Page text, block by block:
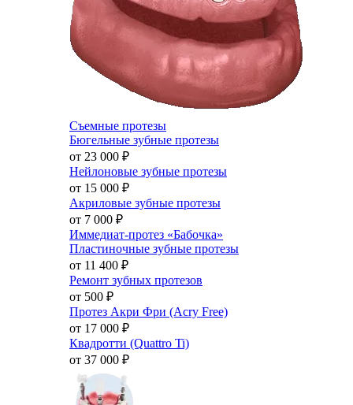
Съемные протезы
Бюгельные зубные протезы
от 23 000 ₽
Нейлоновые зубные протезы
от 15 000 ₽
Акриловые зубные протезы
от 7 000 ₽
Иммедиат-протез «Бабочка»
Пластиночные зубные протезы
от 11 400 ₽
Ремонт зубных протезов
от 500 ₽
Протез Акри Фри (Acry Free)
от 17 000 ₽
Квадротти (Quattro Ti)
от 37 000 ₽